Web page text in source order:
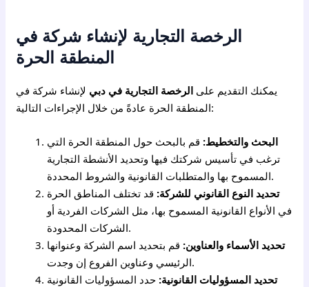
الرخصة التجارية لإنشاء شركة في
المنطقة الحرة
يمكنك التقديم على الرخصة التجارية في دبي لإنشاء شركة في
المنطقة الحرة عادةً من خلال الإجراءات التالية:
البحث والتخطيط: قم بالبحث حول المنطقة الحرة التي
ترغب في تأسيس شركتك فيها وتحديد الأنشطة التجارية
المسموح بها والمتطلبات القانونية والشروط المحددة.
تحديد النوع القانوني للشركة: قد تختلف المناطق الحرة
في الأنواع القانونية المسموح بها، مثل الشركات الفردية أو
الشركات المحدودة.
تحديد الأسماء والعناوين: قم بتحديد اسم الشركة وعنوانها
الرئيسي وعناوين الفروع إن وجدت.
تحديد المسؤوليات القانونية: حدد المسؤوليات القانونية